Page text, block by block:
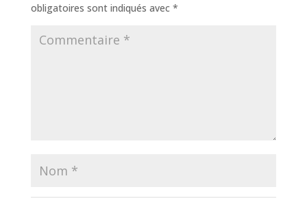
obligatoires sont indiqués avec *